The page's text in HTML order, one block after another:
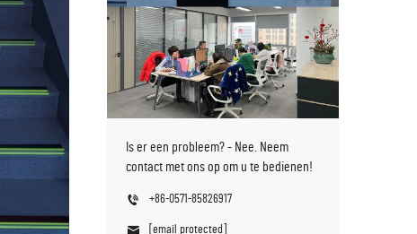
Is er een probleem? - Nee. Neem
contact met ons op om u te bedienen!
+86-0571-85826917
[email protected]